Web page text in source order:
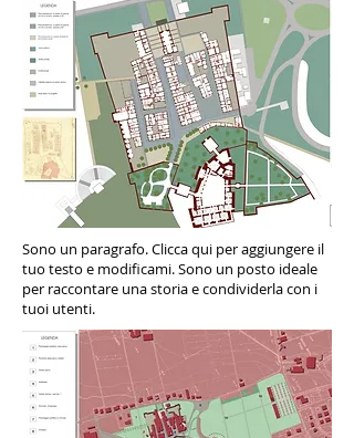
Sono un paragrafo. Clicca qui per aggiungere il
tuo testo e modificami. Sono un posto ideale
per raccontare una storia e condividerla con i
tuoi utenti.